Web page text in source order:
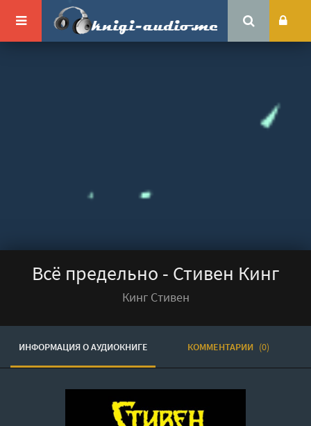
Всё предельно - Стивен Кинг
Кинг Стивен
ИНФОРМАЦИЯ О АУДИОКНИГЕ КОММЕНТАРИИ (0)